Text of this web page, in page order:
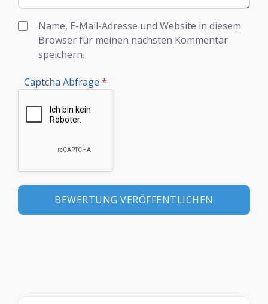
Name, E-Mail-Adresse und Website in diesem
Browser für meinen nächsten Kommentar
speichern.
Captcha Abfrage *